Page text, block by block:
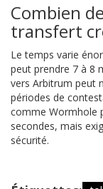
Combien
transfert
Le temps varie
peut prendre 7 à 8
vers Arbitrum peut
périodes de
comme Wormhole
secondes, mais
sécurité.